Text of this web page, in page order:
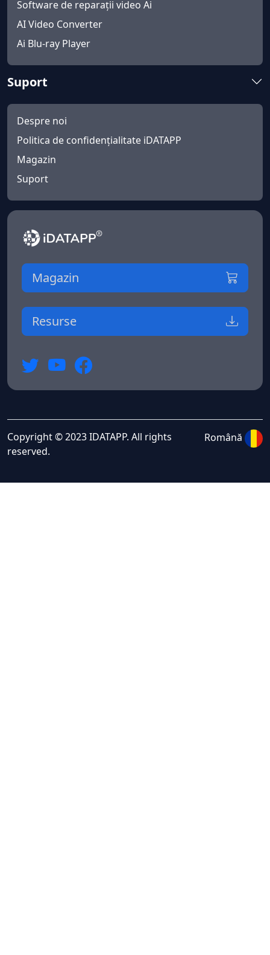
Software de reparații video Ai
AI Video Converter
Ai Blu-ray Player
Suport
Despre noi
Politica de confidențialitate iDATAPP
Magazin
Suport
Magazin
Resurse
Copyright © 2023 IDATAPP. All rights
reserved.
Română